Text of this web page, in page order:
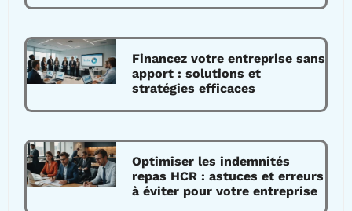
Financez votre entreprise sans
apport : solutions et
stratégies efficaces
Optimiser les indemnités
repas HCR : astuces et erreurs
à éviter pour votre entreprise